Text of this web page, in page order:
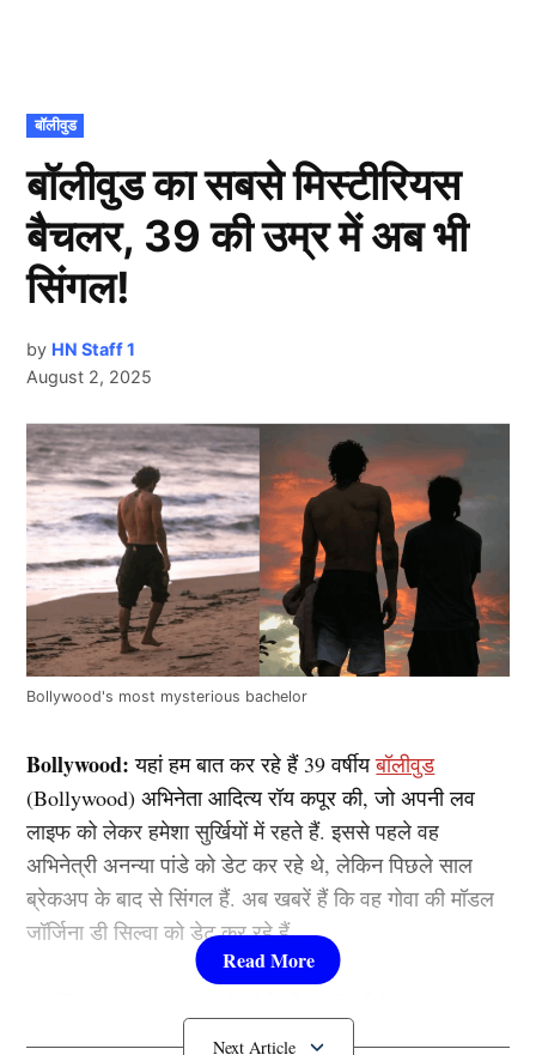
POSTED
IN
बॉलीवुड
बॉलीवुड का सबसे मिस्टीरियस
बैचलर, 39 की उम्र में अब भी
सिंगल!
by HN Staff 1
August 2, 2025
Bollywood's most mysterious bachelor
Bollywood: यहां हम बात कर रहे हैं 39 वर्षीयबॉलीवुड
(Bollywood) अभिनेता आदित्य रॉय कपूर की, जो अपनी लव
लाइफ को लेकर हमेशा सुर्खियों में रहते हैं. इससे पहले वह
अभिनेत्री अनन्या पांडे को डेट कर रहे थे, लेकिन पिछले साल
ब्रेकअप के बाद से सिंगल हैं. अब खबरें हैं कि वह गोवा की मॉडल
जॉर्जिना डी सिल्वा को डेट कर रहे हैं.
फिल्म ‘मेट्रो इन दिनों’ को लेकर काफी चर्चा में हैं. तो इस बीच,